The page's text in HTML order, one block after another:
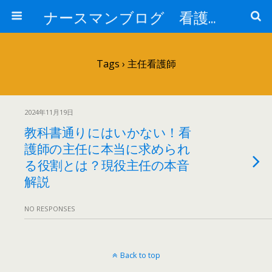
ナースマンブログ 看護に関わるすべての方へ
Tags › 主任看護師
2024年11月19日
教科書通りにはいかない！看
護師の主任に本当に求められ
る役割とは？現役主任の本音
解説
NO RESPONSES
Back to top